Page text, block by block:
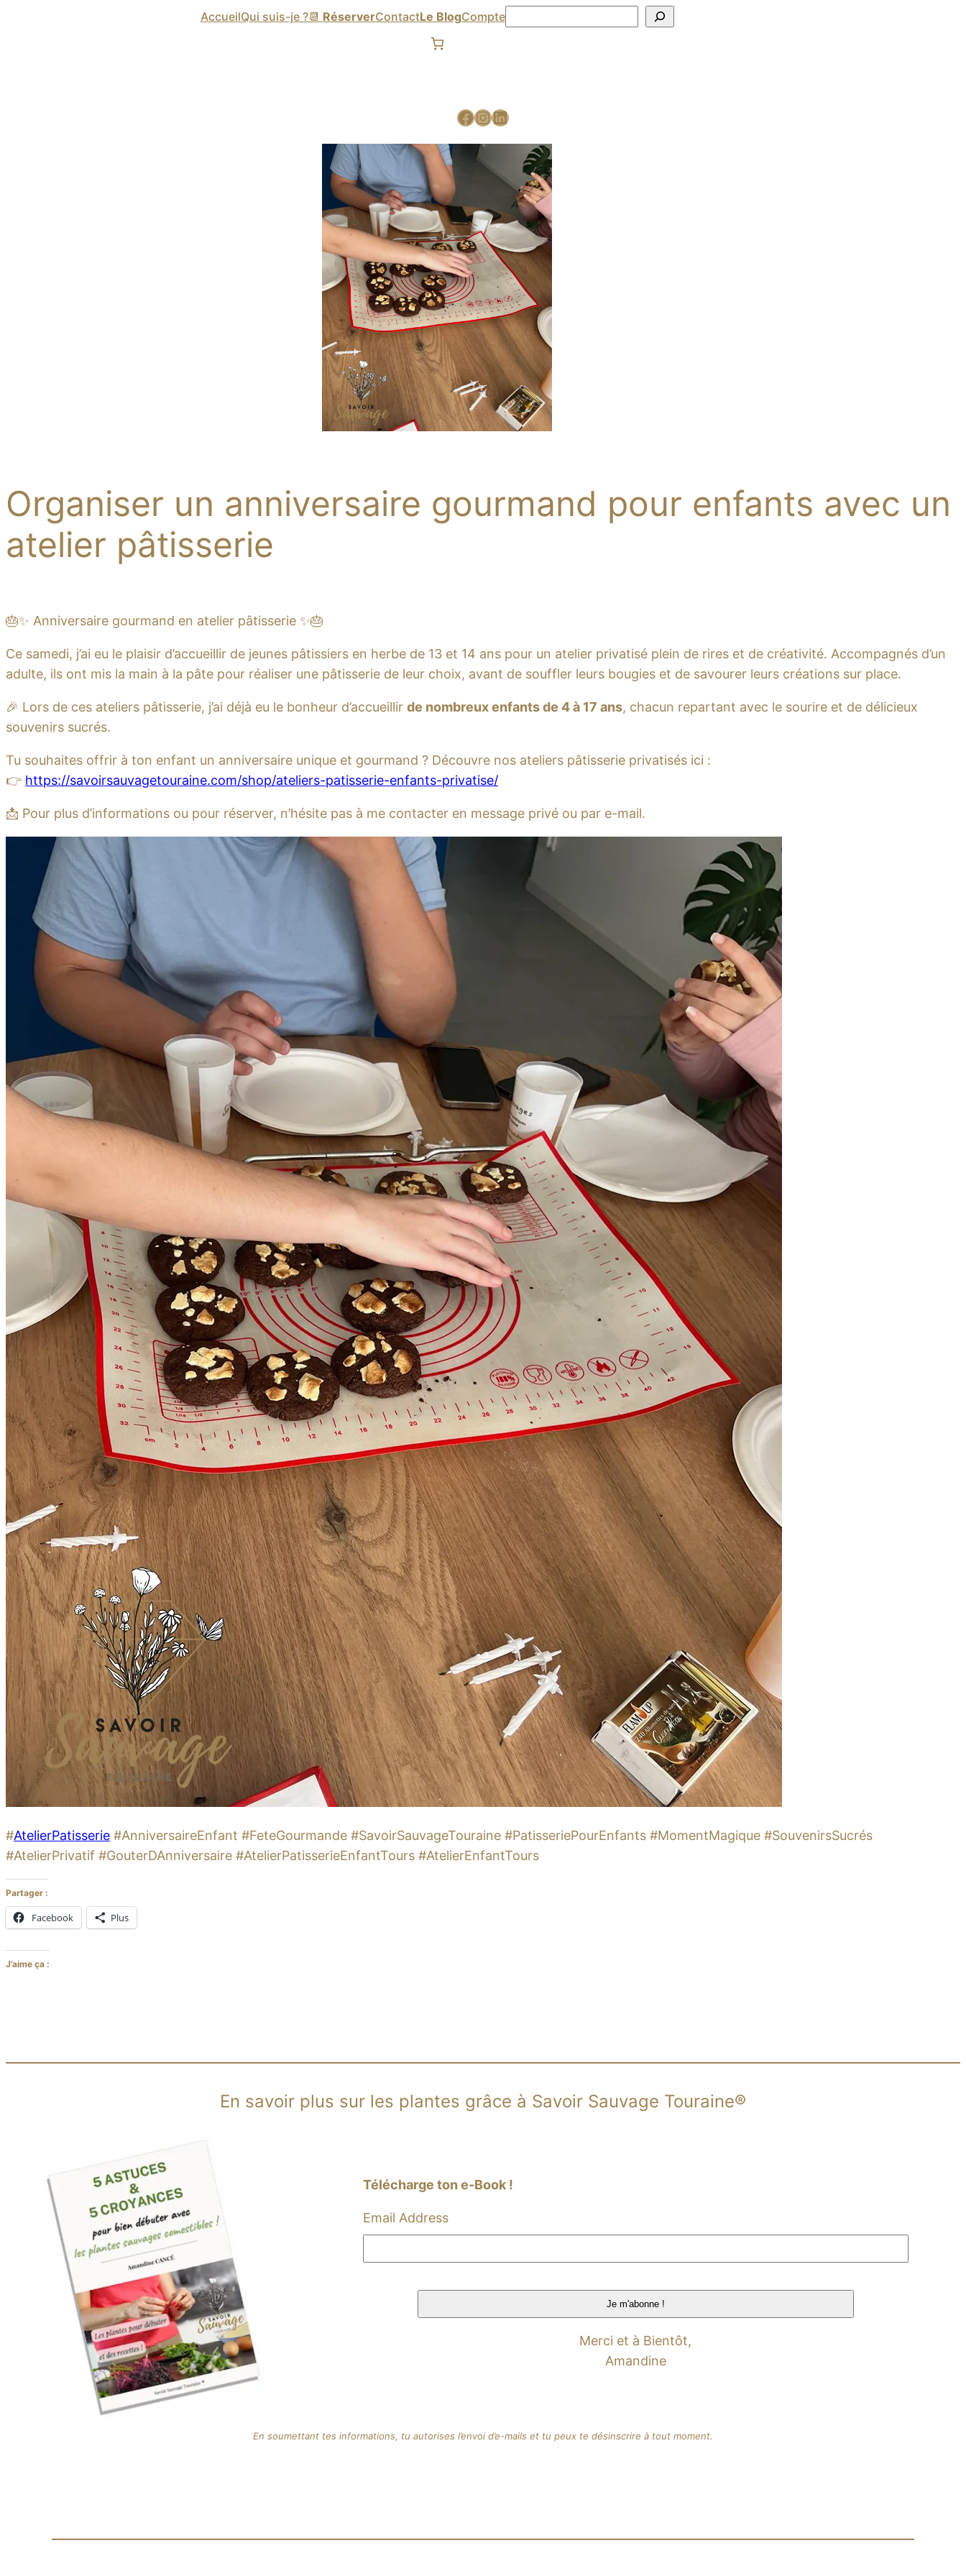
AccueilQui suis-je ?📆 RéserverContactLe BlogCompte
Organiser un anniversaire gourmand pour enfants avec un
atelier pâtisserie
🎂✨ Anniversaire gourmand en atelier pâtisserie ✨🎂
Ce samedi, j’ai eu le plaisir d’accueillir de jeunes pâtissiers en herbe de 13 et 14 ans pour un atelier privatisé plein de rires et de créativité. Accompagnés d’un
adulte, ils ont mis la main à la pâte pour réaliser une pâtisserie de leur choix, avant de souffler leurs bougies et de savourer leurs créations sur place.
🎉 Lors de ces ateliers pâtisserie, j’ai déjà eu le bonheur d’accueillir de nombreux enfants de 4 à 17 ans, chacun repartant avec le sourire et de délicieux
souvenirs sucrés.
Tu souhaites offrir à ton enfant un anniversaire unique et gourmand ? Découvre nos ateliers pâtisserie privatisés ici :
👉 https://savoirsauvagetouraine.com/shop/ateliers-patisserie-enfants-privatise/
📩 Pour plus d’informations ou pour réserver, n’hésite pas à me contacter en message privé ou par e-mail.
#AtelierPatisserie #AnniversaireEnfant #FeteGourmande #SavoirSauvageTouraine #PatisseriePourEnfants #MomentMagique #SouvenirsSucrés
#AtelierPrivatif #GouterDAnniversaire #AtelierPatisserieEnfantTours #AtelierEnfantTours
Partager :
Facebook Plus
J’aime ça :
En savoir plus sur les plantes grâce à Savoir Sauvage Touraine®
Télécharge ton e-Book !
Email Address
Merci et à Bientôt,
Amandine
En soumettant tes informations, tu autorises l’envoi d’e-mails et tu peux te désinscrire à tout moment.